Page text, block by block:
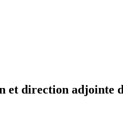
et direction adjointe